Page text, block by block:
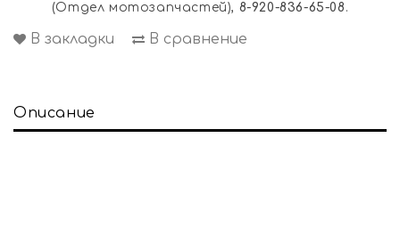
(Отдел мотозапчастей), 8-920-836-65-08 .
В закладки В сравнение
Описание